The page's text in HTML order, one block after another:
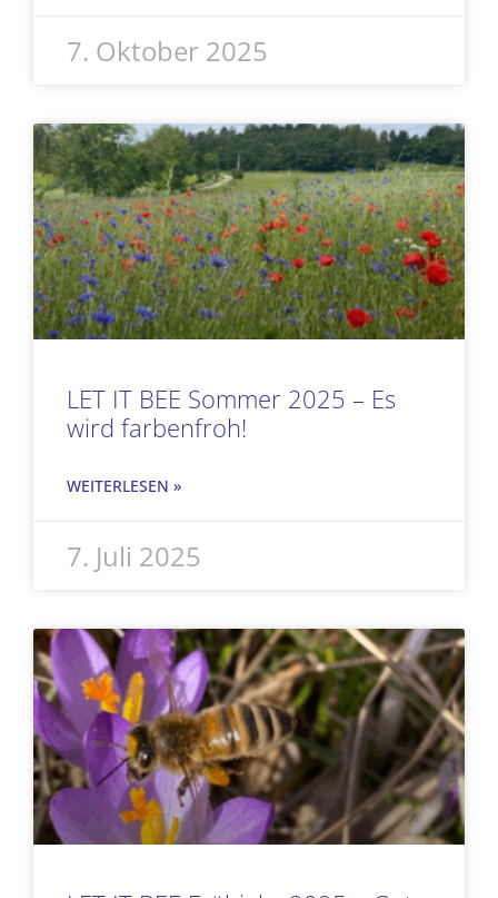
7. Oktober 2025
LET IT BEE Sommer 2025 – Es
wird farbenfroh!
WEITERLESEN »
7. Juli 2025